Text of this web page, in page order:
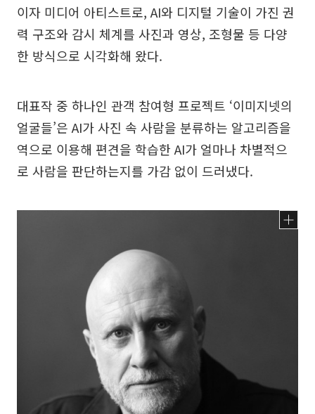
이자 미디어 아티스트로, AI와 디지털 기술이 가진 권
력 구조와 감시 체계를 사진과 영상, 조형물 등 다양
한 방식으로 시각화해 왔다.
대표작 중 하나인 관객 참여형 프로젝트 ‘이미지넷의
얼굴들’은 AI가 사진 속 사람을 분류하는 알고리즘을
역으로 이용해 편견을 학습한 AI가 얼마나 차별적으
로 사람을 판단하는지를 가감 없이 드러냈다.